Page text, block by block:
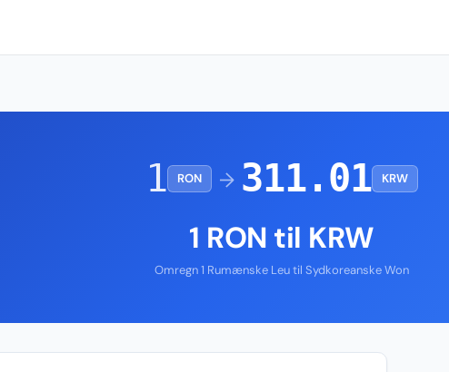
1 RON → 311.01 KRW
1 RON til KRW
Omregn 1 Rumænske Leu til Sydkoreanske Won